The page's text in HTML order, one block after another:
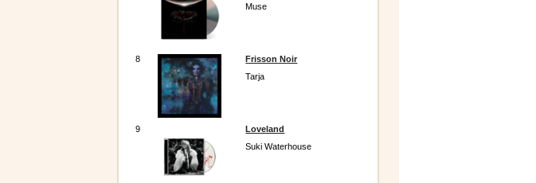
Muse
8
Frisson Noir
Tarja
9
Loveland
Suki Waterhouse